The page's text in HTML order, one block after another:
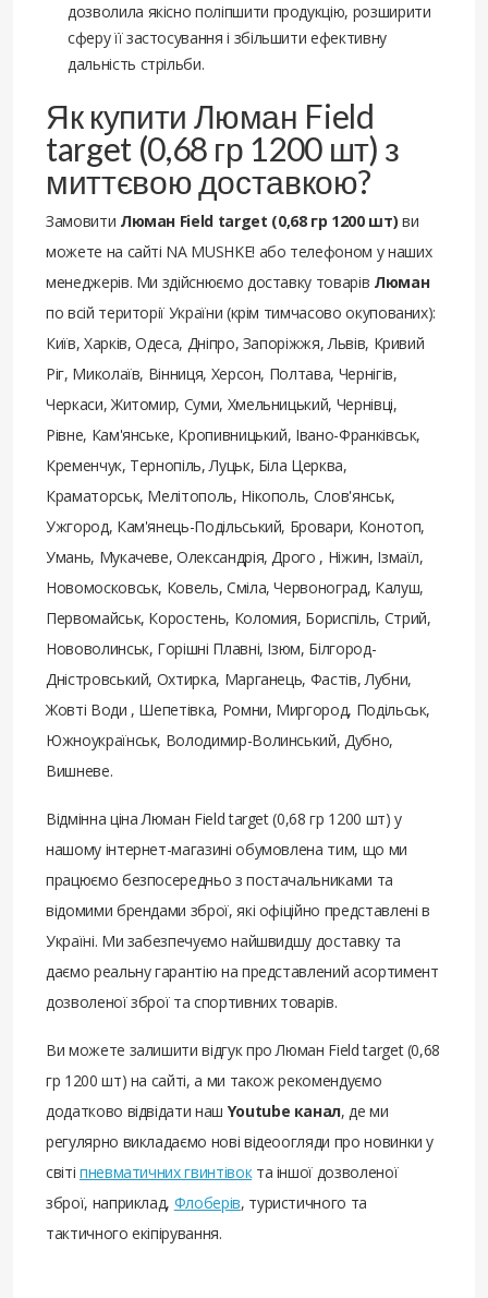
дозволила якісно поліпшити продукцію, розширити
сферу її застосування і збільшити ефективну
дальність стрільби.
Як купити Люман Field
target (0,68 гр 1200 шт) з
миттєвою доставкою?
Замовити Люман Field target (0,68 гр 1200 шт) ви
можете на сайті NA MUSHKE! або телефоном у наших
менеджерів. Ми здійснюємо доставку товарів Люман
по всій території України (крім тимчасово окупованих):
Київ, Харків, Одеса, Дніпро, Запоріжжя, Львів, Кривий
Ріг, Миколаїв, Вінниця, Херсон, Полтава, Чернігів,
Черкаси, Житомир, Суми, Хмельницький, Чернівці,
Рівне, Кам'янське, Кропивницький, Івано-Франківськ,
Кременчук, Тернопіль, Луцьк, Біла Церква,
Краматорськ, Мелітополь, Нікополь, Слов'янськ,
Ужгород, Кам'янець-Подільський, Бровари, Конотоп,
Умань, Мукачеве, Олександрія, Дрого , Ніжин, Ізмаїл,
Новомосковськ, Ковель, Сміла, Червоноград, Калуш,
Первомайськ, Коростень, Коломия, Бориспіль, Стрий,
Нововолинськ, Горішні Плавні, Ізюм, Білгород-
Дністровський, Охтирка, Марганець, Фастів, Лубни,
Жовті Води , Шепетівка, Ромни, Миргород, Подільськ,
Южноукраїнськ, Володимир-Волинський, Дубно,
Вишневе.
Відмінна ціна Люман Field target (0,68 гр 1200 шт) у
нашому інтернет-магазині обумовлена ​​тим, що ми
працюємо безпосередньо з постачальниками та
відомими брендами зброї, які офіційно представлені в
Україні. Ми забезпечуємо найшвидшу доставку та
даємо реальну гарантію на представлений асортимент
дозволеної зброї та спортивних товарів.
Ви можете залишити відгук про Люман Field target (0,68
гр 1200 шт) на сайті, а ми також рекомендуємо
додатково відвідати наш Youtube канал, де ми
регулярно викладаємо нові відеоогляди про новинки у
світі пневматичних гвинтівокта іншої дозволеної
зброї, наприклад, Флоберів, туристичного та
тактичного екіпірування.